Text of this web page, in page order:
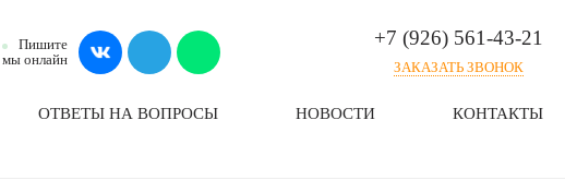
Пишите
мы онлайн
+7 (926) 561-43-21
ЗАКАЗАТЬ ЗВОНОК
ОТВЕТЫ НА ВОПРОСЫ НОВОСТИ КОНТАКТЫ